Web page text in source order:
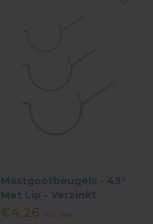
Mastgootbeugels - 45°
Met Lip - Verzinkt
€4,26 Incl. btw